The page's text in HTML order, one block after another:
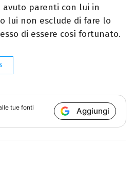
parenti con lui in
lui non esclude di fare lo
di essere così fortunato.
tue fonti
Aggiungi